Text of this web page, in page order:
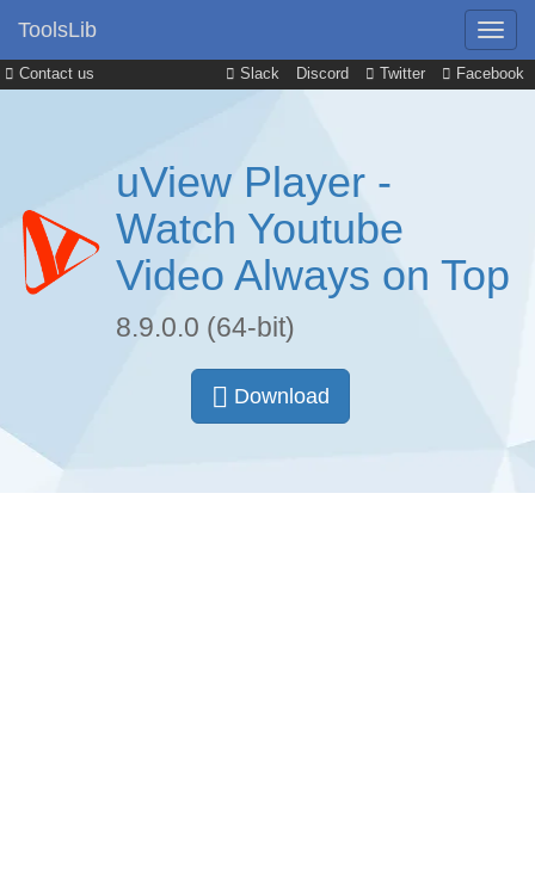
Contact us Slack Discord Twitter Facebook
ToolsLib
uView Player -
Watch Youtube
Video Always on Top
8.9.0.0 (64-bit)
Download